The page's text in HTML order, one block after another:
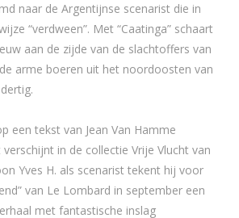
naar de Argentijnse scenarist die in
“verdween”. Met “Caatinga” schaart
aan de zijde van de slachtoffers van
arme boeren uit het noordoosten van
een tekst van Jean Van Hamme
in de collectie Vrije Vlucht van
Yves H. als scenarist tekent hij voor
van Le Lombard in september een
met fantastische inslag